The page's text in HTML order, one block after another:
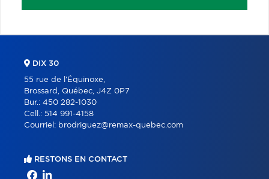
DIX 30
55 rue de l'Équinoxe,
Brossard, Québec, J4Z 0P7
Bur.: 450 282-1030
Cell.: 514 991-4158
Courriel: brodriguez@remax-quebec.com
RESTONS EN CONTACT